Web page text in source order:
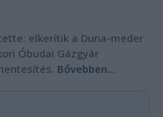
elkerítik a Duna-meder
Óbudai Gázgyár
Bővebben...